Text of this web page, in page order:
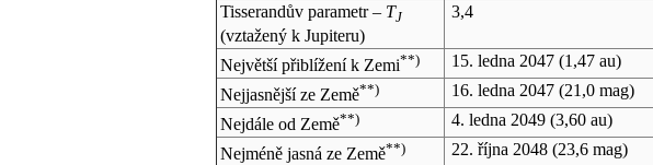
Tisserandův parametr – TJ
(vztažený k Jupiteru)
3,4
Největší přiblížení k Zemi**) 15. ledna 2047(1,47 au)
Nejjasnější ze Země**) 16. ledna 2047(21,0 mag)
Nejdále od Země**) 4. ledna 2049(3,60 au)
Nejméně jasná ze Země**) 22. října 2048(23,6 mag)